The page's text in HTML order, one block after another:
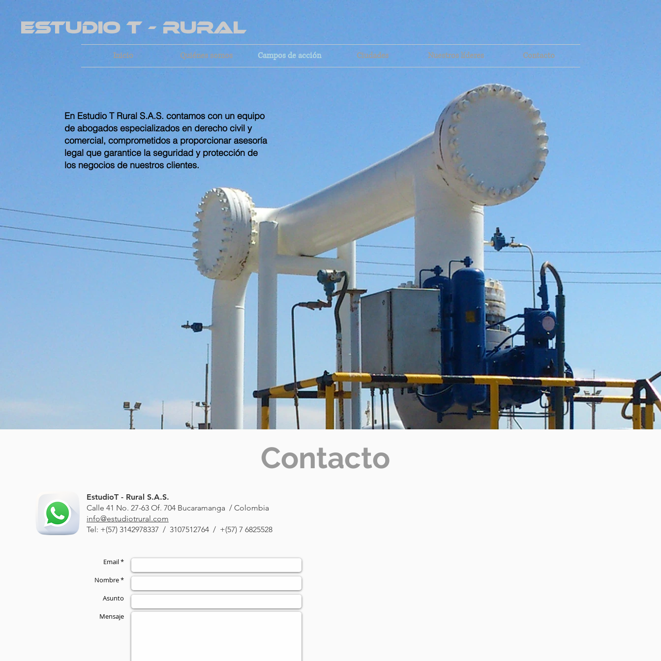
ESTUDIO T - RURAL
Inicio Quiénes somos Campos de acción Ciudades Nuestros líderes Contacto
En Estudio T Rural S.A.S. contamos con un equipo
de abogados especializados en derecho civil y
comercial, comprometidos a proporcionar asesoría
legal que garantice la seguridad y protección de
los negocios de nuestros clientes.
Contacto
EstudioT - Rural S.A.S.
Calle 41 No. 27-63 Of. 704 Bucaramanga / Colombia
info@estudiotrural.com
Tel: +(57) 3142978337 / 3107512764 / +(57) 7 6825528
Email *
Nombre *
Asunto
Mensaje